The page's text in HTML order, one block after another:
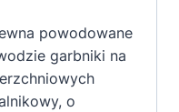
powodowane
garbniki na
o